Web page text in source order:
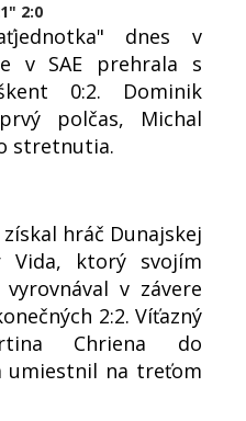
2:0
dnes v
v SAE prehrala s
0:2. Dominik
polčas, Michal
stretnutia.
hráč Dunajskej
Vida, ktorý svojím
v závere
2:2. Víťazný
Chriena do
umiestnil na treťom